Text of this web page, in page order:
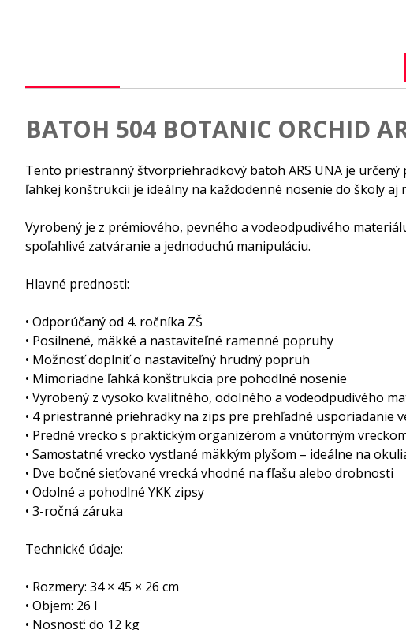
BATOH 504 BOTANIC ORCHID
Tento priestranný štvorpriehradkový batoh ARS UNA je
ľahkej konštrukcii je ideálny na každodenné nosenie do školy aj
Vyrobený je z prémiového, pevného a vodeodpudivého
spoľahlivé zatváranie a jednoduchú manipuláciu.
Hlavné prednosti:
• Odporúčaný od 4. ročníka ZŠ
• Posilnené, mäkké a nastaviteľné ramenné popruhy
• Možnosť doplniť o nastaviteľný hrudný popruh
• Mimoriadne ľahká konštrukcia pre pohodlné nosenie
• Vyrobený z vysoko kvalitného, odolného a vodeodpudivého
• 4 priestranné priehradky na zips pre prehľadné usporiadanie
• Predné vrecko s praktickým organizérom a vnútorným
• Samostatné vrecko vystlané mäkkým plyšom – ideálne na
• Dve bočné sieťované vrecká vhodné na fľašu alebo drobnosti
• Odolné a pohodlné YKK zipsy
• 3-ročná záruka
Technické údaje:
• Rozmery: 34 × 45 × 26 cm
• Objem: 26 l
• Nosnosť: do 12 kg